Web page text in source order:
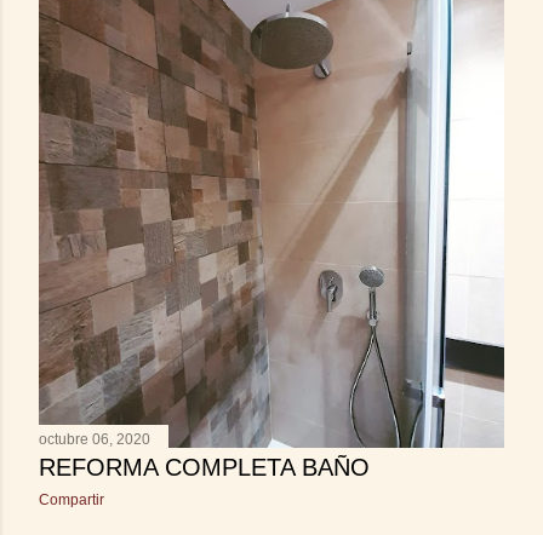
octubre 06, 2020
REFORMA COMPLETA BAÑO
Compartir